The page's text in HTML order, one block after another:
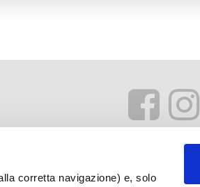
corretta navigazione) e, solo